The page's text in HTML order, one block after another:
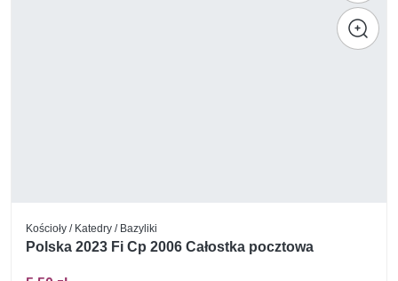
Kościoły / Katedry / Bazyliki
Polska 2023 Fi Cp 2006 Całostka pocztowa